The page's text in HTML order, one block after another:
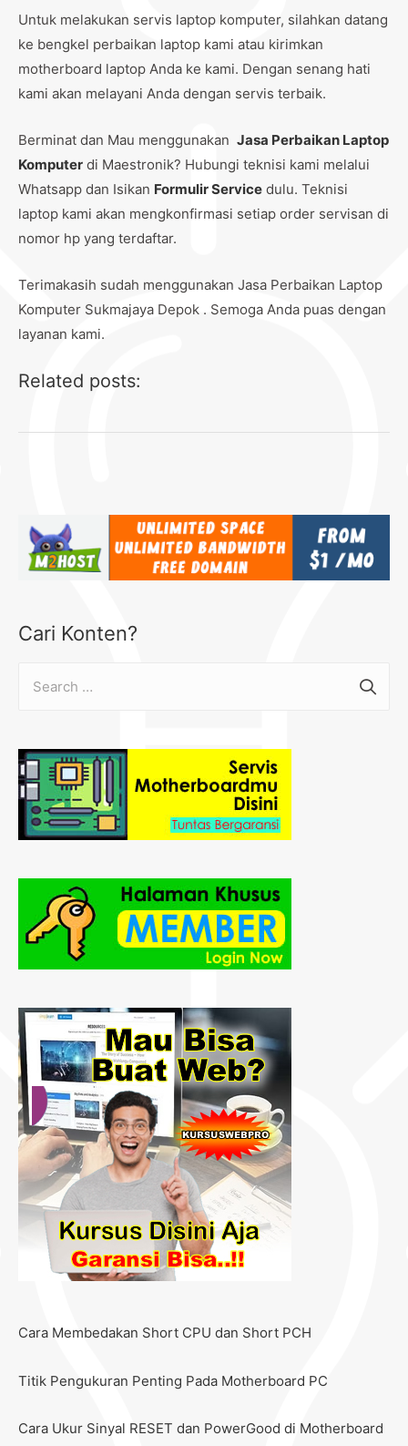
Untuk melakukan servis laptop komputer, silahkan datang
ke bengkel perbaikan laptop kami atau kirimkan
motherboard laptop Anda ke kami. Dengan senang hati
kami akan melayani Anda dengan servis terbaik.
Berminat dan Mau menggunakan Jasa Perbaikan Laptop
Komputer di Maestronik? Hubungi teknisi kami melalui
Whatsapp dan Isikan Formulir Service dulu. Teknisi
laptop kami akan mengkonfirmasi setiap order servisan di
nomor hp yang terdaftar.
Terimakasih sudah menggunakan Jasa Perbaikan Laptop
Komputer Sukmajaya Depok . Semoga Anda puas dengan
layanan kami.
Related posts:
Cari Konten?
Cara Membedakan Short CPU dan Short PCH
Titik Pengukuran Penting Pada Motherboard PC
Cara Ukur Sinyal RESET dan PowerGood di Motherboard